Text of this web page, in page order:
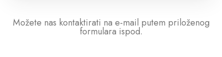
Možete nas kontaktirati na e-mail putem priloženog
formulara ispod.